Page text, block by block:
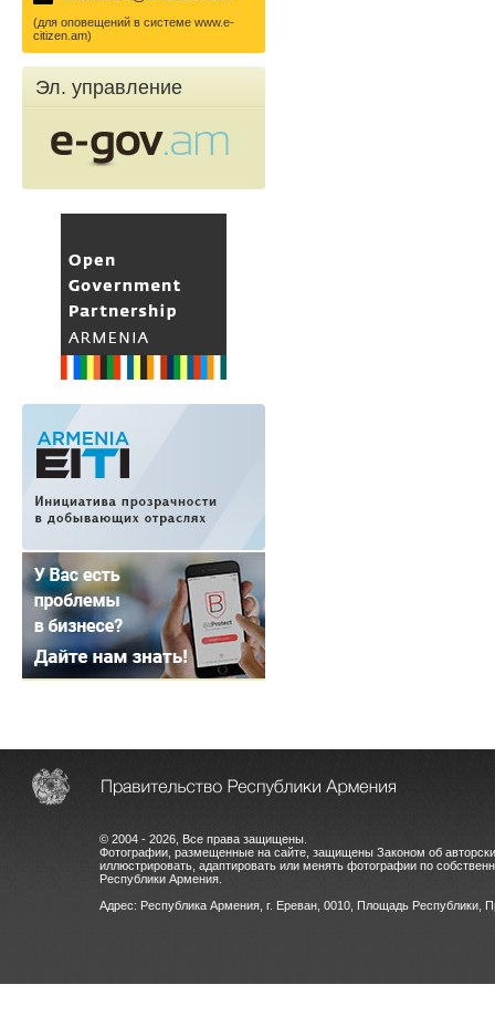
(для оповещений в системе www.e-
citizen.am)
Эл. управление
© 2004 - 2026, Все права защищены.
Фотографии, размещенные на сайте, защищены Законом об
иллюстрировать, адаптировать или менять фотографии по
Республики Армения.
Адрес: Республика Армения, г. Ереван, 0010, Площадь Республики,